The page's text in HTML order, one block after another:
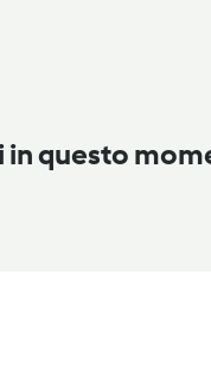
in questo